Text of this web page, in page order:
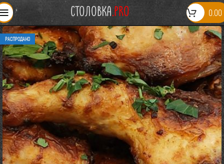
СТОЛОВКА.PRO 0.00
РАСПРОДАНО